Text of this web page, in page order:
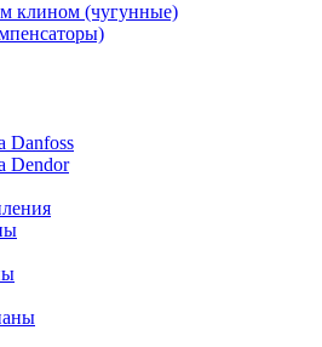
клином (чугунные)
Danfoss
Dendor